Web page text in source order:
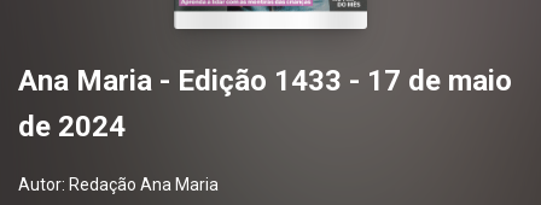
Ana Maria - Edição 1433 - 17 de maio
de 2024
Autor: Redação Ana Maria